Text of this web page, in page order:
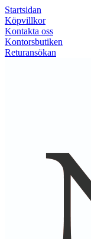
Startsidan
Köpvillkor
Kontakta oss
Kontorsbutiken
Returansökan